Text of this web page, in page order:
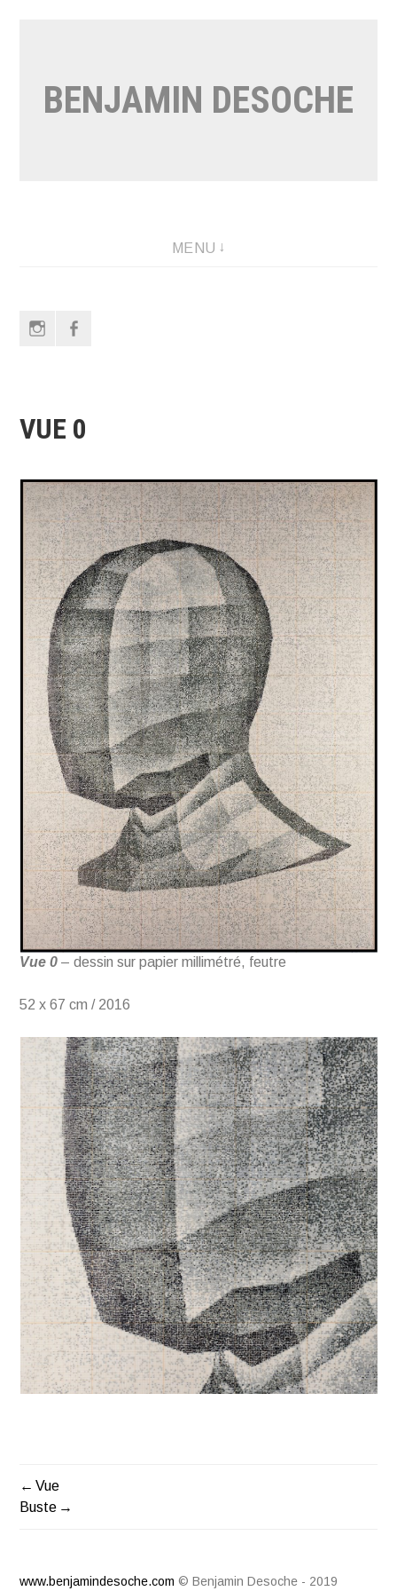
BENJAMIN DESOCHE
MENU
Instagram
VUE 0
Vue 0 – dessin sur papier millimétré, feutre
52 x 67 cm / 2016
NAVIGATION
L’ARTICLE
Vue
Buste
www.benjamindesoche.com © Benjamin Desoche - 2019